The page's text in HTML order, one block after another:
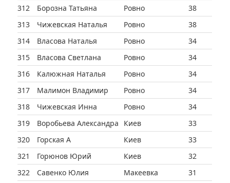
312
Борозна Татьяна Ровно
38
313
Чижевская Наталья Ровно
38
314
Власова Наталья Ровно
34
315
Власова Светлана Ровно
34
316
Калюжная Наталья Ровно
34
317
Малимон Владимир Ровно
34
318
Чижевская Инна Ровно
34
319
Воробьева Александра Киев
33
320
Горская А Киев
33
321
Горюнов Юрий Киев
32
322
Савенко Юлия Макеевка
31